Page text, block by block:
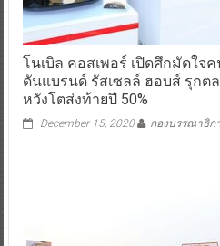
โนเบิล คอสเพอร์ เปิดศึกมัดใจ
ดันแบรนด์ รัสเซลล์ ฮอบส์ รุกต
หวังโตส่งท้ายปี 50%
December 15, 2020 กองบรรณาธิก